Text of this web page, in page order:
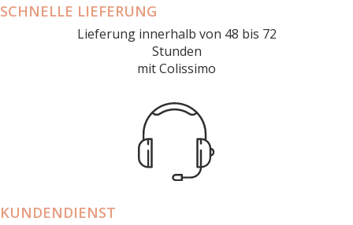
SCHNELLE LIEFERUNG
Lieferung innerhalb von 48 bis 72
Stunden
mit Colissimo
KUNDENDIENST